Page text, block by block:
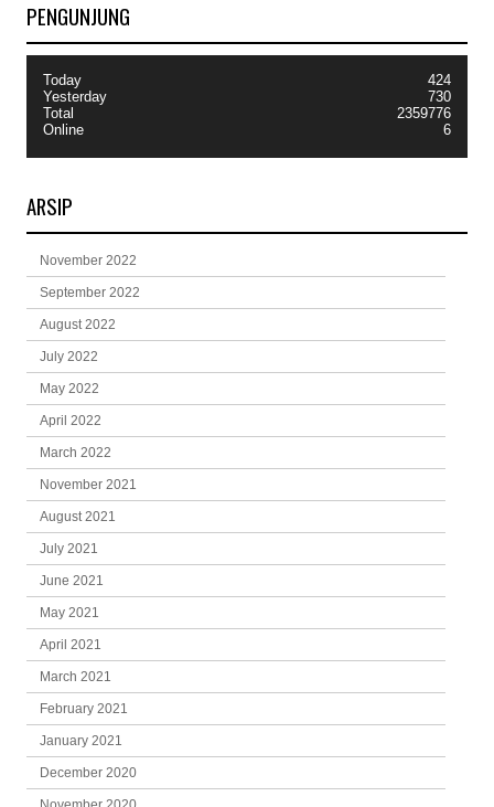
PENGUNJUNG
Today
Yesterday
Total
Online
424
730
2359776
6
ARSIP
November 2022
September 2022
August 2022
July 2022
May 2022
April 2022
March 2022
November 2021
August 2021
July 2021
June 2021
May 2021
April 2021
March 2021
February 2021
January 2021
December 2020